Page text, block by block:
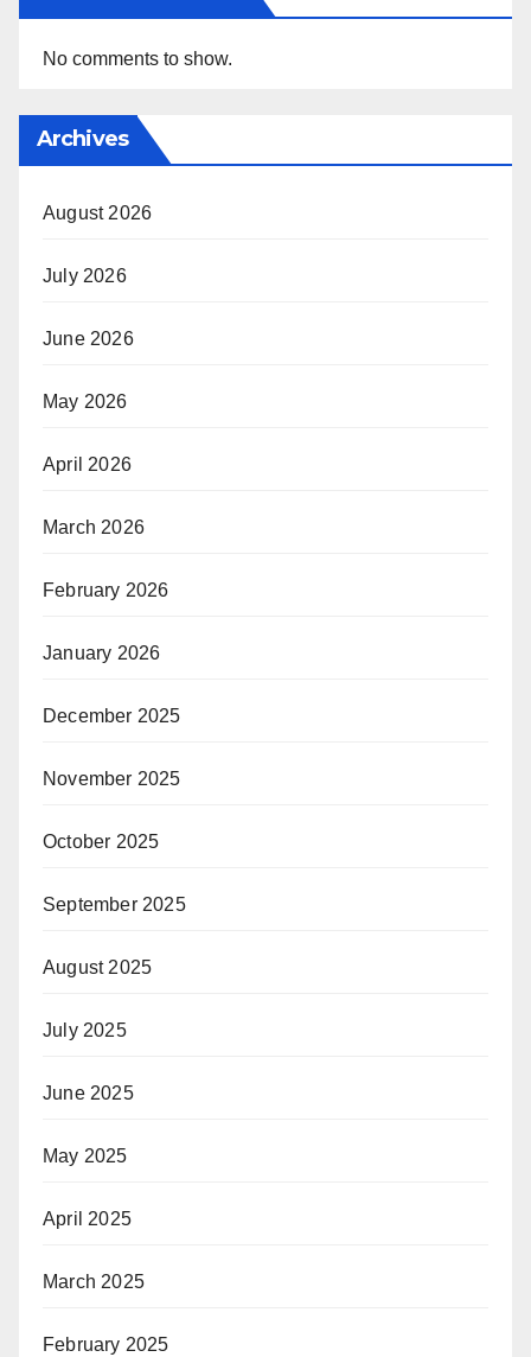
No comments to show.
Archives
August 2026
July 2026
June 2026
May 2026
April 2026
March 2026
February 2026
January 2026
December 2025
November 2025
October 2025
September 2025
August 2025
July 2025
June 2025
May 2025
April 2025
March 2025
February 2025